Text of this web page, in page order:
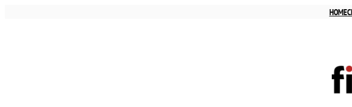
HOME